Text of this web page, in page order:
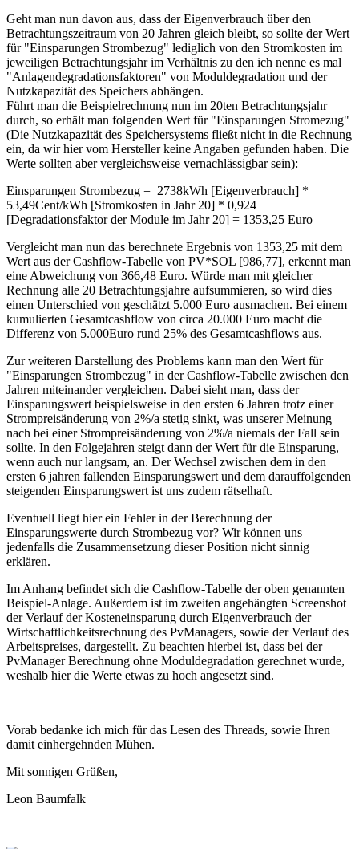
Geht man nun davon aus, dass der Eigenverbrauch über den
Betrachtungszeitraum von 20 Jahren gleich bleibt, so sollte der Wert
für "Einsparungen Strombezug" lediglich von den Stromkosten im
jeweiligen Betrachtungsjahr im Verhältnis zu den ich nenne es mal
"Anlagendegradationsfaktoren" von Moduldegradation und der
Nutzkapazität des Speichers abhängen.
Führt man die Beispielrechnung nun im 20ten Betrachtungsjahr
durch, so erhält man folgenden Wert für "Einsparungen Stromezug"
(Die Nutzkapazität des Speichersystems fließt nicht in die Rechnung
ein, da wir hier vom Hersteller keine Angaben gefunden haben. Die
Werte sollten aber vergleichsweise vernachlässigbar sein):
Einsparungen Strombezug = 2738kWh [Eigenverbrauch] *
53,49Cent/kWh [Stromkosten in Jahr 20] * 0,924
[Degradationsfaktor der Module im Jahr 20] = 1353,25 Euro
Vergleicht man nun das berechnete Ergebnis von 1353,25 mit dem
Wert aus der Cashflow-Tabelle von PV*SOL [986,77], erkennt man
eine Abweichung von 366,48 Euro. Würde man mit gleicher
Rechnung alle 20 Betrachtungsjahre aufsummieren, so wird dies
einen Unterschied von geschätzt 5.000 Euro ausmachen. Bei einem
kumulierten Gesamtcashflow von circa 20.000 Euro macht die
Differenz von 5.000Euro rund 25% des Gesamtcashflows aus.
Zur weiteren Darstellung des Problems kann man den Wert für
"Einsparungen Strombezug" in der Cashflow-Tabelle zwischen den
Jahren miteinander vergleichen. Dabei sieht man, dass der
Einsparungswert beispielsweise in den ersten 6 Jahren trotz einer
Strompreisänderung von 2%/a stetig sinkt, was unserer Meinung
nach bei einer Strompreisänderung von 2%/a niemals der Fall sein
sollte. In den Folgejahren steigt dann der Wert für die Einsparung,
wenn auch nur langsam, an. Der Wechsel zwischen dem in den
ersten 6 jahren fallenden Einsparungswert und dem darauffolgenden
steigenden Einsparungswert ist uns zudem rätselhaft.
Eventuell liegt hier ein Fehler in der Berechnung der
Einsparungswerte durch Strombezug vor? Wir können uns
jedenfalls die Zusammensetzung dieser Position nicht sinnig
erklären.
Im Anhang befindet sich die Cashflow-Tabelle der oben genannten
Beispiel-Anlage. Außerdem ist im zweiten angehängten Screenshot
der Verlauf der Kosteneinsparung durch Eigenverbrauch der
Wirtschaftlichkeitsrechnung des PvManagers, sowie der Verlauf des
Arbeitspreises, dargestellt. Zu beachten hierbei ist, dass bei der
PvManager Berechnung ohne Moduldegradation gerechnet wurde,
weshalb hier die Werte etwas zu hoch angesetzt sind.
Vorab bedanke ich mich für das Lesen des Threads, sowie Ihren
damit einhergehnden Mühen.
Mit sonnigen Grüßen,
Leon Baumfalk